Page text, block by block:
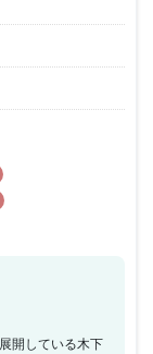
開している木下